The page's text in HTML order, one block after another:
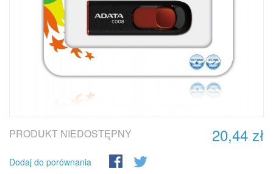
20,44 zł
PRODUKT NIEDOSTĘPNY
Dodaj do porównania